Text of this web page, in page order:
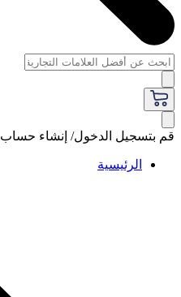
قم بتسجيل الدخول/ إنشاء حساب
الرئيسية